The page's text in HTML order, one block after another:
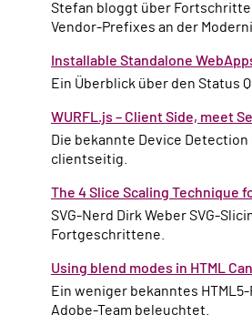
Stefan bloggt über Fortschritte im Kampf gegen
Vendor-Prefixes an der
Installable Standalone
Ein Überblick über den Status
WURFL.js – Client Side, meet
Die bekannte Device Detection Library jetzt auch
clientseitig.
The 4 Slice Scaling Technique
SVG-Nerd Dirk Weber SVG-Slicing für
Fortgeschrittene.
Using blend modes in HTML
Ein weniger bekanntes HTML5-Feature wird vom
Adobe-Team beleuchtet.